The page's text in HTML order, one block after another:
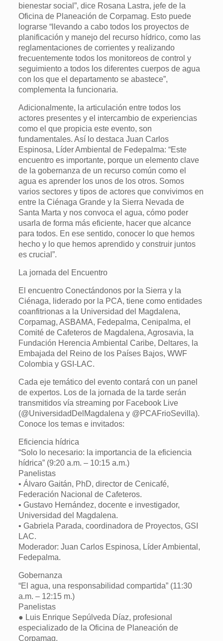
bienestar social”, dice Rosana Lastra, jefe de la
Oficina de Planeación de Corpamag. Esto puede
lograrse “llevando a cabo todos los proyectos de
planificación y manejo del recurso hídrico, como las
reglamentaciones de corrientes y realizando
frecuentemente todos los monitoreos de control y
seguimiento a todos los diferentes cuerpos de agua
con los que el departamento se abastece”,
complementa la funcionaria.
Adicionalmente, la articulación entre todos los
actores presentes y el intercambio de experiencias
como el que propicia este evento, son
fundamentales. Así lo destaca Juan Carlos
Espinosa, Líder Ambiental de Fedepalma: “Este
encuentro es importante, porque un elemento clave
de la gobernanza de un recurso común como el
agua es aprender los unos de los otros. Somos
varios sectores y tipos de actores que convivimos en
entre la Ciénaga Grande y la Sierra Nevada de
Santa Marta y nos convoca el agua, cómo poder
usarla de forma más eficiente, hacer que alcance
para todos. En ese sentido, conocer lo que hemos
hecho y lo que hemos aprendido y construir juntos
es crucial”.
La jornada del Encuentro
El encuentro Conectándonos por la Sierra y la
Ciénaga, liderado por la PCA, tiene como entidades
coanfitrionas a la Universidad del Magdalena,
Corpamag, ASBAMA, Fedepalma, Cenipalma, el
Comité de Cafeteros de Magdalena, Agrosavia, la
Fundación Herencia Ambiental Caribe, Deltares, la
Embajada del Reino de los Países Bajos, WWF
Colombia y GSI-LAC.
Cada eje temático del evento contará con un panel
de expertos. Los de la jornada de la tarde serán
transmitidos vía streaming por Facebook Live
(@UniversidadDelMagdalena y @PCAFrioSevilla).
Conoce los temas e invitados:
Eficiencia hídrica
“Solo lo necesario: la importancia de la eficiencia
hídrica” (9:20 a.m. – 10:15 a.m.)
Panelistas
• Álvaro Gaitán, PhD, director de Cenicafé,
Federación Nacional de Cafeteros.
• Gustavo Hernández, docente e investigador,
Universidad del Magdalena.
• Gabriela Parada, coordinadora de Proyectos, GSI
LAC.
Moderador: Juan Carlos Espinosa, Líder Ambiental,
Fedepalma.
Gobernanza
“El agua, una responsabilidad compartida” (11:30
a.m. – 12:15 m.)
Panelistas
● Luis Enrique Sepúlveda Díaz, profesional
especializado de la Oficina de Planeación de
Corpamag.